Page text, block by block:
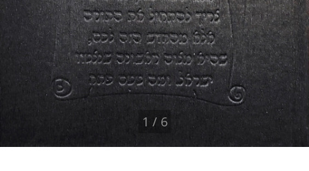
1 / 6